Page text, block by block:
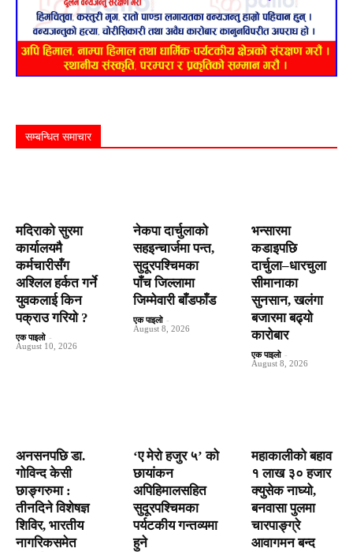
सम्बन्धित समाचार
मदिराको सुरमा
कार्यालयमै
कर्मचारीसँग
अश्लिल हर्कत गर्ने
युवकलाई किन
पक्राउ गरियाे ?
एक पाइलो -
August 10, 2026
नेकपा दार्चुलाको
सहइन्चार्जमा पन्त,
सुदूरपश्चिमका
पाँच जिल्लामा
जिम्मेवारी बाँडफाँड
एक पाइलो -
August 8, 2026
भन्सारमा
कडाइपछि
दार्चुला–धारचुला
सीमानाका
सुनसान, खलंगा
बजारमा बढ्यो
कारोबार
एक पाइलो -
August 8, 2026
अनसनपछि डा.
गोविन्द केसी
छाङ्गरुमा :
तीनदिने विशेषज्ञ
शिविर, भारतीय
नागरिकसमेत
‘ए मेरो हजुर ५’ को
छायांकन
अपिहिमालसहित
सुदूरपश्चिमका
पर्यटकीय गन्तव्यमा
हुने
महाकालीको बहाव
१ लाख ३० हजार
क्युसेक नाघ्यो,
बनवासा पुलमा
चारपाङ्ग्रे
आवागमन बन्द